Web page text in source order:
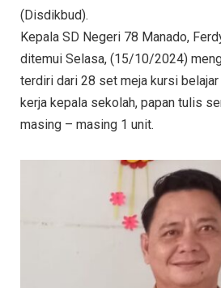
(Disdikbud).
Kepala SD Negeri 78 Manado,
ditemui Selasa, (15/10/2024)
terdiri dari 28 set meja kursi
kerja kepala sekolah, papan tulis
masing – masing 1 unit.